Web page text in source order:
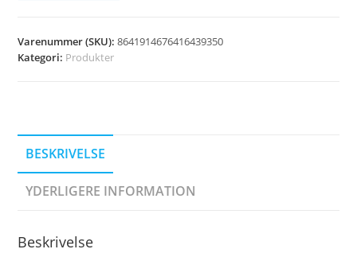
Varenummer (SKU):8641914676416439350
Kategori: Produkter
BESKRIVELSE
YDERLIGERE INFORMATION
Beskrivelse